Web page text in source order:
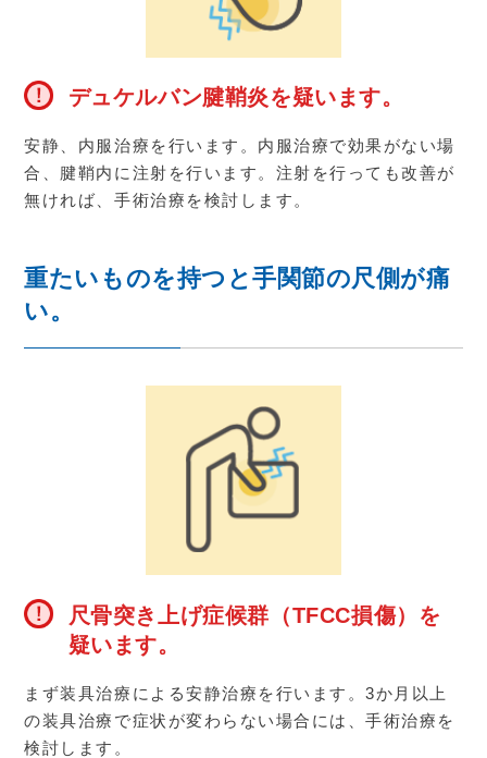
デュケルバン腱鞘炎を疑います。
安静、内服治療を行います。内服治療で効果がない場
合、腱鞘内に注射を行います。注射を行っても改善が
無ければ、手術治療を検討します。
重たいものを持つと手関節の尺側が痛
い。
尺骨突き上げ症候群（TFCC損傷）を
疑います。
まず装具治療による安静治療を行います。3か月以上
の装具治療で症状が変わらない場合には、手術治療を
検討します。